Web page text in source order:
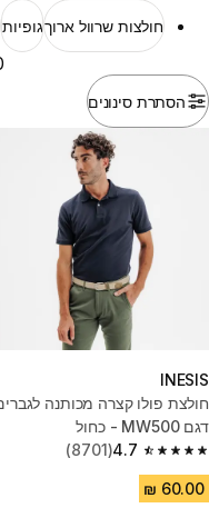
חולצות שרוול ארוךגופיות
הסתרת סינונים
INESIS
חולצת פולו קצרה מכותנה
דגם MW500 - כחול
4.7
4.7 out of 5 stars from 8701 reviews
(8701)